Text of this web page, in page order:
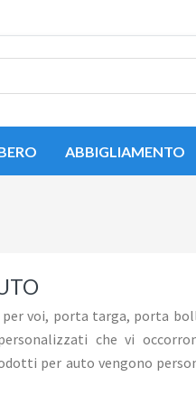
ABBIGLIAMENTO
voi, porta targa, porta
che vi
per auto vengono